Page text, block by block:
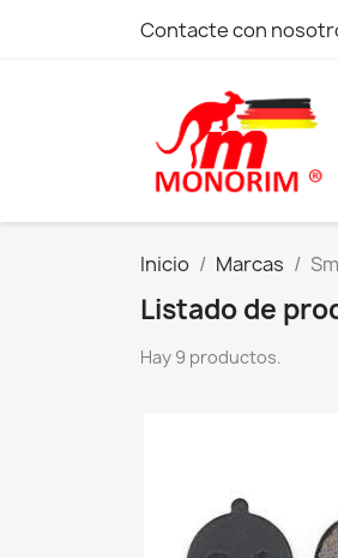
Contacte con
Inicio Marcas
Listado de
Hay 9 productos.